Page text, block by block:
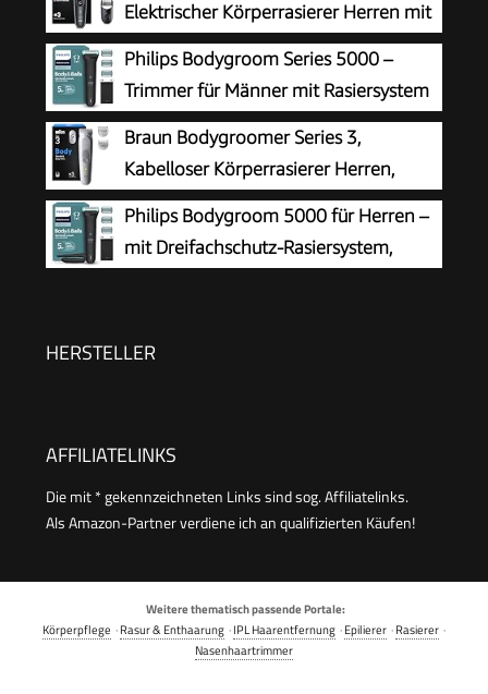
Elektrischer Körperrasierer Herren mit
3 Zubehörteile, Kabelloser Trimmer für
Intimbereich und Körper, 100 Min Akku,
Wasserdichter Körperhaartrimmer, BG5340,
Grau
Philips Bodygroom Series 5000 –
Trimmer für Männer mit Rasiersystem
mit Dreifachschutz, auch zur Nutzung
im Intimbereich, 100% duschfest, 100 Min.
Laufzeit, Modell BG5470/15
Braun Bodygroomer Series 3,
Kabelloser Körperrasierer Herren,
BG3530, Grau
Philips Bodygroom 5000 für Herren –
mit Dreifachschutz-Rasiersystem,
duschfest, 100 Min. Laufzeit, Modell BG5480/15
HERSTELLER
AFFILIATELINKS
Die mit * gekennzeichneten Links sind sog. Affiliatelinks.
Als Amazon-Partner verdiene ich an qualifizierten Käufen!
Weitere thematisch passende Portale:
Körperpflege ·Rasur & Enthaarung ·IPL Haarentfernung ·Epilierer ·Rasierer ·
Nasenhaartrimmer